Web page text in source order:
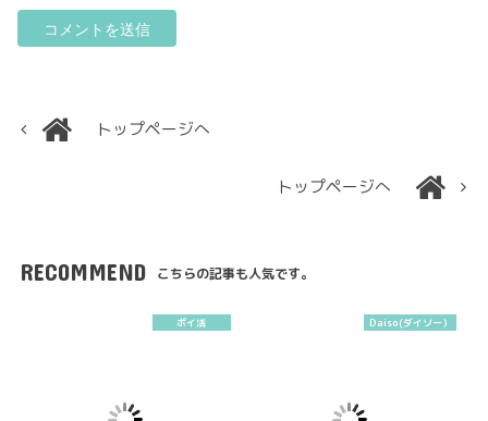
トップページへ
トップページへ
RECOMMEND こちらの記事も人気です。
ポイ活 Daiso(ダイソー）